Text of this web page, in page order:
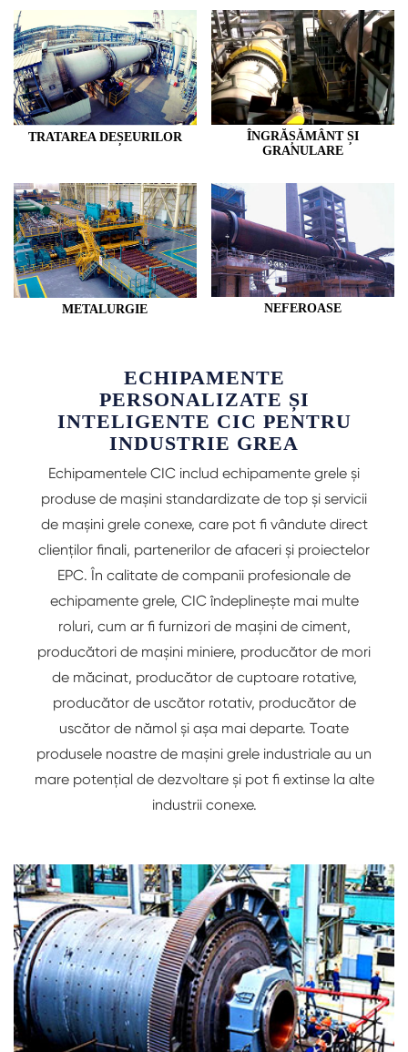
TRATAREA DEȘEURILOR
ÎNGRĂȘĂMÂNT ȘI
GRANULARE
METALURGIE NEFEROASE
ECHIPAMENTE
PERSONALIZATE ȘI
INTELIGENTE CIC PENTRU
INDUSTRIE GREA
Echipamentele CIC includ echipamente grele și
produse de mașini standardizate de top și servicii
de mașini grele conexe, care pot fi vândute direct
clienților finali, partenerilor de afaceri și proiectelor
EPC. În calitate de companii profesionale de
echipamente grele, CIC îndeplinește mai multe
roluri, cum ar fi furnizori de mașini de ciment,
producători de mașini miniere, producător de mori
de măcinat, producător de cuptoare rotative,
producător de uscător rotativ, producător de
uscător de nămol și așa mai departe. Toate
produsele noastre de mașini grele industriale au un
mare potențial de dezvoltare și pot fi extinse la alte
industrii conexe.